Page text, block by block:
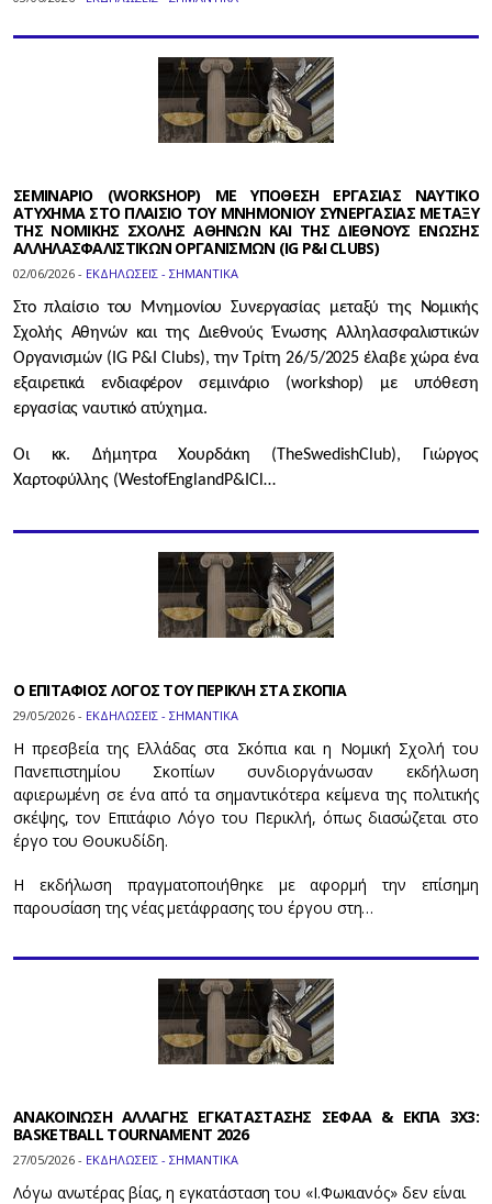
ΣΕΜΙΝΑΡΙΟ (WORKSHOP) ΜΕ ΥΠΟΘΕΣΗ ΕΡΓΑΣΙΑΣ ΝΑΥΤΙΚΟ
ΑΤΥΧΗΜΑ ΣΤΟ ΠΛΑΙΣΙΟ ΤΟΥ ΜΝΗΜΟΝΙΟΥ ΣΥΝΕΡΓΑΣΙΑΣ ΜΕΤΑΞΥ
ΤΗΣ ΝΟΜΙΚΗΣ ΣΧΟΛΗΣ ΑΘΗΝΩΝ ΚΑΙ ΤΗΣ ΔΙΕΘΝΟΥΣ ΕΝΩΣΗΣ
ΑΛΛΗΛΑΣΦΑΛΙΣΤΙΚΩΝ ΟΡΓΑΝΙΣΜΩΝ (IG P&I CLUBS)
02/06/2026 - ΕΚΔΗΛΩΣΕΙΣ - ΣΗΜΑΝΤΙΚΑ
Στο πλαίσιο του Μνημονίου Συνεργασίας μεταξύ της Νομικής
Σχολής Αθηνών και της Διεθνούς Ένωσης Αλληλασφαλιστικών
Οργανισμών (IG P&I Clubs), την Τρίτη 26/5/2025 έλαβε χώρα ένα
εξαιρετικά ενδιαφέρον σεμινάριο (workshop) με υπόθεση
εργασίας ναυτικό ατύχημα.
Οι κκ. Δήμητρα Χουρδάκη (TheSwedishClub), Γιώργος
Χαρτοφύλλης (WestofEnglandP&I Cl…
O ΕΠΙΤΑΦΙΟΣ ΛΟΓΟΣ ΤΟΥ ΠΕΡΙΚΛΗ ΣΤΑ ΣΚΟΠΙΑ
29/05/2026 - ΕΚΔΗΛΩΣΕΙΣ - ΣΗΜΑΝΤΙΚΑ
Η πρεσβεία της Ελλάδας στα Σκόπια και η Νομική Σχολή του
Πανεπιστημίου Σκοπίων συνδιοργάνωσαν εκδήλωση
αφιερωμένη σε ένα από τα σημαντικότερα κείμενα της πολιτικής
σκέψης, τον Επιτάφιο Λόγο του Περικλή, όπως διασώζεται στο
έργο του Θουκυδίδη.
Η εκδήλωση πραγματοποιήθηκε με αφορμή την επίσημη
παρουσίαση της νέας μετάφρασης του έργου στη…
ΑΝΑΚΟΙΝΩΣΗ ΑΛΛΑΓΗΣ ΕΓΚΑΤΑΣΤΑΣΗΣ ΣΕΦΑΑ & ΕΚΠΑ 3X3:
BASKETBALL TOURNAMENT 2026
27/05/2026 - ΕΚΔΗΛΩΣΕΙΣ - ΣΗΜΑΝΤΙΚΑ
Λόγω ανωτέρας βίας, η εγκατάσταση του «Ι.Φωκιανός» δεν είναι